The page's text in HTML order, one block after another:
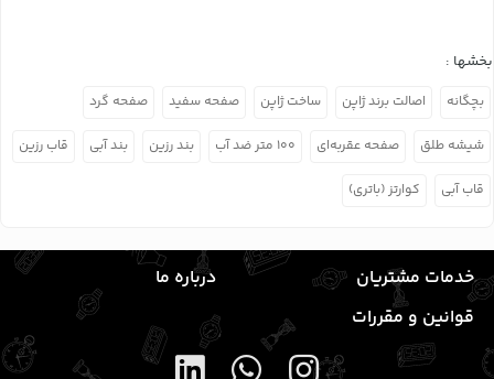
بخشها :
بچگانه اصالت برند ژاپن ساخت ژاپن صفحه سفید صفحه گرد
شیشه طلق صفحه عقربه‌ای ۱۰۰ متر ضد آب بند رزین بند آبی قاب رزین
قاب آبی کوارتز (باتری)
خدمات مشتریان
درباره ما
قوانین و مقررات